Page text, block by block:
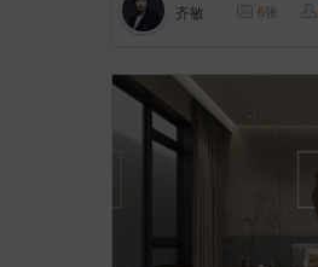
齐敏 6张